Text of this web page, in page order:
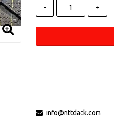
- +
info@nttdack.com